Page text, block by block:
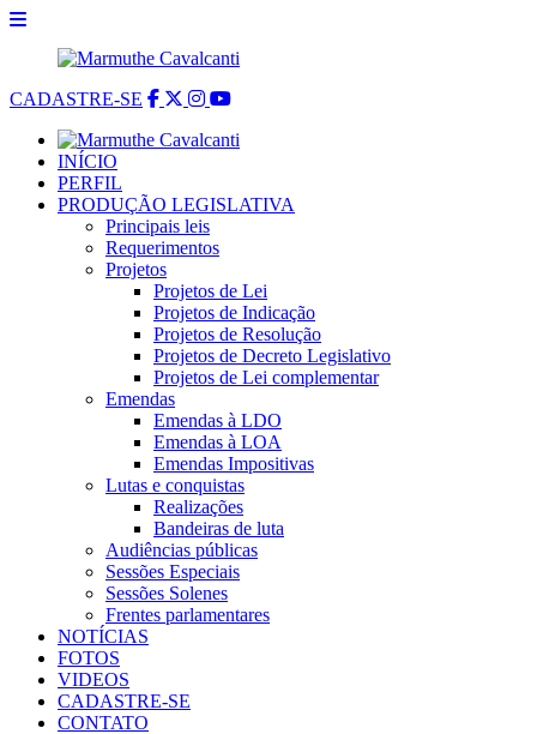
CADASTRE-SE
INÍCIO
PERFIL
PRODUÇÃO LEGISLATIVA
Principais leis
Requerimentos
Projetos
Projetos de Lei
Projetos de Indicação
Projetos de Resolução
Projetos de Decreto Legislativo
Projetos de Lei complementar
Emendas
Emendas à LDO
Emendas à LOA
Emendas Impositivas
Lutas e conquistas
Realizações
Bandeiras de luta
Audiências públicas
Sessões Especiais
Sessões Solenes
Frentes parlamentares
NOTÍCIAS
FOTOS
VIDEOS
CADASTRE-SE
CONTATO